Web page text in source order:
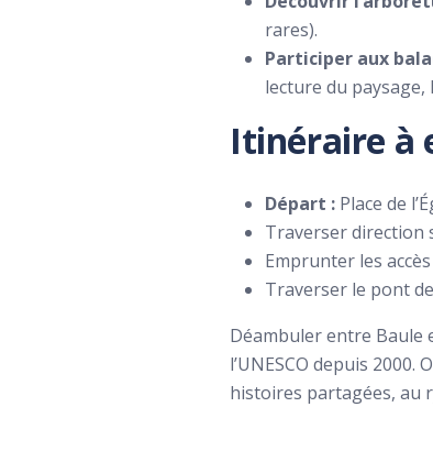
rares).
Participer aux
lecture du
Itinéraire à
Départ : Place de
Traverser direction
Emprunter les
Traverser le pont
Déambuler entre Baule
l’UNESCO depuis
histoires partagées, au